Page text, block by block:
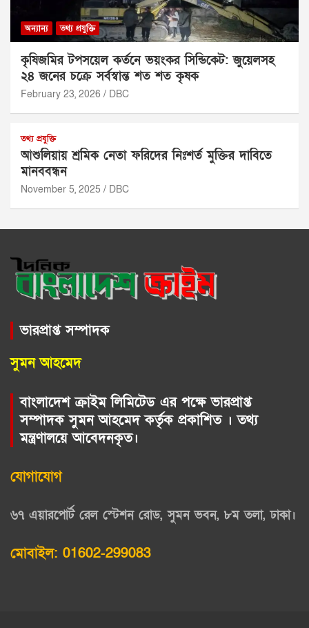
অন্যান্য তথ্য প্রযুক্তি
কৃষিজমির টপসয়েল কর্তনে ভয়ংকর সিন্ডিকেট: জুয়েলসহ
২৪ জনের চক্রে সর্বস্বান্ত শত শত কৃষক
February 23, 2026 DBC
তথ্য প্রযুক্তি
আশুলিয়ায় শ্রমিক নেতা ফরিদের নিঃশর্ত মুক্তির দাবিতে
মানববন্ধন
November 5, 2025 DBC
ভারপ্রাপ্ত সম্পাদক
সুমন আহমেদ
বাংলাদেশ ক্রাইম লিমিটেড এর পক্ষে ভারপ্রাপ্ত
সম্পাদক সুমন আহমেদ কর্তৃক প্রকাশিত । তথ্য
মন্ত্রণালয়ে আবেদনকৃত।
যোগাযোগ
৬৭ এয়ারপোর্ট রেল স্টেশন রোড, সুমন ভবন, ৮ম তলা, ঢাকা।
মোবাইল: 01602-299083